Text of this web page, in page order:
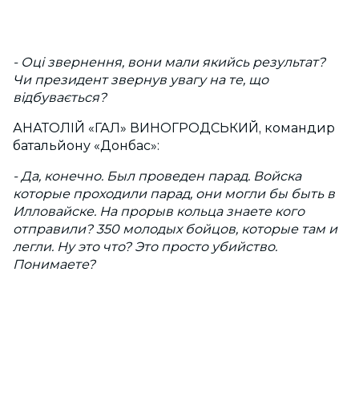
- Оці звернення, вони мали якийсь результат?
Чи президент звернув увагу на те, що
відбувається?
АНАТОЛІЙ «ГАЛ» ВИНОГРОДСЬКИЙ, командир
батальйону «Донбас»:
- Да, конечно. Был проведен парад. Войска
которые проходили парад, они могли бы быть в
Илловайске. На прорыв кольца знаете кого
отправили? 350 молодых бойцов, которые там и
легли. Ну это что? Это просто убийство.
Понимаете?